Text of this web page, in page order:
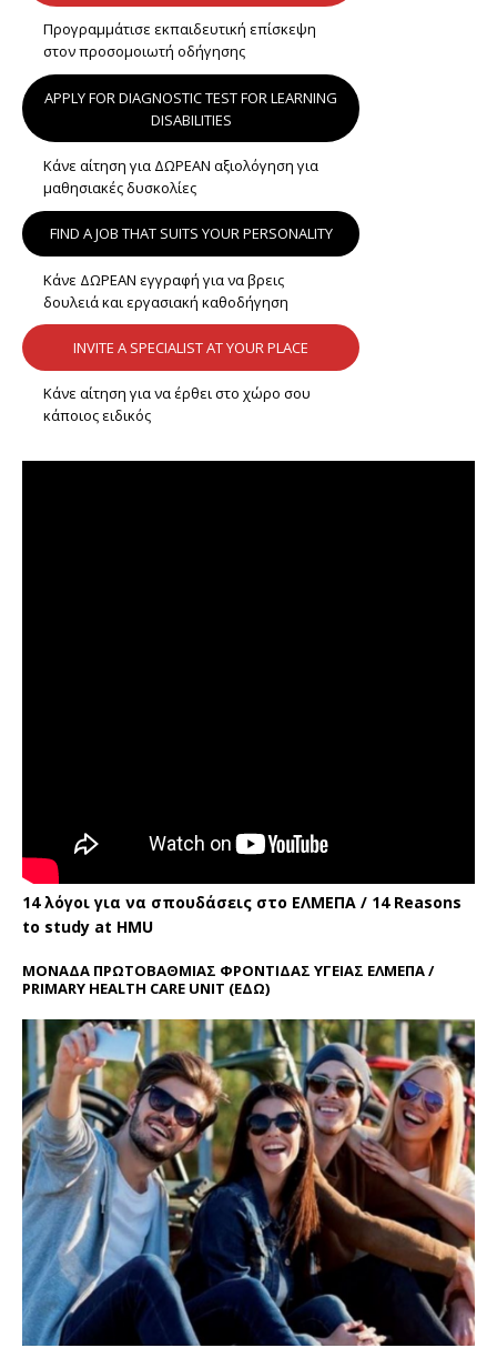
Προγραμμάτισε εκπαιδευτική επίσκεψη
στον προσομοιωτή οδήγησης
APPLY FOR DIAGNOSTIC TEST FOR LEARNING
DISABILITIES
Κάνε αίτηση για ΔΩΡΕΑΝ αξιολόγηση για
μαθησιακές δυσκολίες
FIND A JOB THAT SUITS YOUR PERSONALITY
Κάνε ΔΩΡΕΑΝ εγγραφή για να βρεις
δουλειά και εργασιακή καθοδήγηση
INVITE A SPECIALIST AT YOUR PLACE
Κάνε αίτηση για να έρθει στο χώρο σου
κάποιος ειδικός
14 λόγοι για να σπουδάσεις στο ΕΛΜΕΠΑ / 14 Reasons
to study at HMU
ΜΟΝΑΔΑ ΠΡΩΤΟΒΑΘΜΙΑΣ ΦΡΟΝΤΙΔΑΣ ΥΓΕΙΑΣ ΕΛΜΕΠΑ /
PRIMARY HEALTH CARE UNIT (ΕΔΩ)